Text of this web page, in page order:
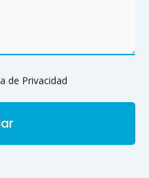
de Privacidad